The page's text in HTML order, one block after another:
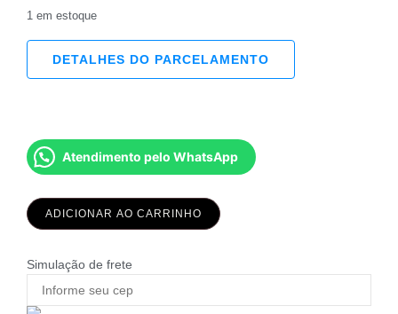
1 em estoque
DETALHES DO PARCELAMENTO
Atendimento pelo WhatsApp
ADICIONAR AO CARRINHO
Simulação de frete